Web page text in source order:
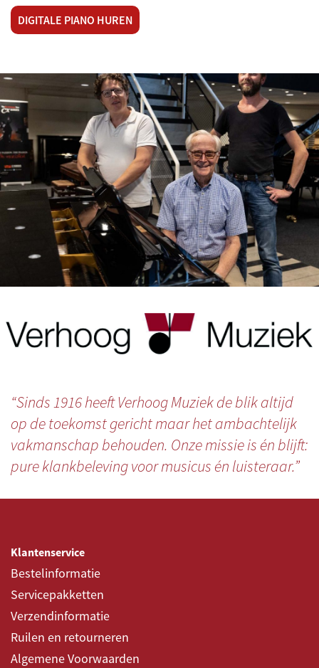
DIGITALE PIANO HUREN
“Sinds 1916 heeft Verhoog Muziek de blik altijd
op de toekomst gericht maar het ambachtelijk
vakmanschap behouden. Onze missie is én blijft:
pure klankbeleving voor musicus én luisteraar.”
Klantenservice
Bestelinformatie
Servicepakketten
Verzendinformatie
Ruilen en retourneren
Algemene Voorwaarden